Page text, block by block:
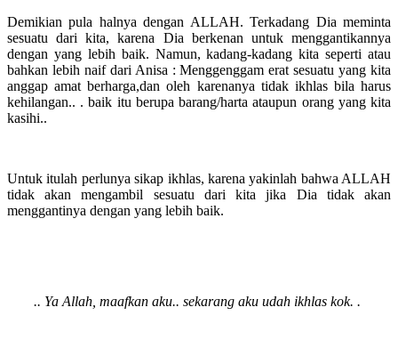
Demikian pula halnya dengan ALLAH. Terkadang Dia meminta
sesuatu dari kita, karena Dia berkenan untuk menggantikannya
dengan yang lebih baik. Namun, kadang-kadang kita seperti atau
bahkan lebih naif dari Anisa : Menggenggam erat sesuatu yang kita
anggap amat berharga,dan oleh karenanya tidak ikhlas bila harus
kehilangan.. . baik itu berupa barang/harta ataupun orang yang kita
kasihi..
Untuk itulah perlunya sikap ikhlas, karena yakinlah bahwa ALLAH
tidak akan mengambil sesuatu dari kita jika Dia tidak akan
menggantinya dengan yang lebih baik.
.. Ya Allah, maafkan aku.. sekarang aku udah ikhlas kok. .